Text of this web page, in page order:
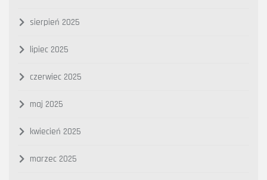
sierpień 2025
lipiec 2025
czerwiec 2025
maj 2025
kwiecień 2025
marzec 2025